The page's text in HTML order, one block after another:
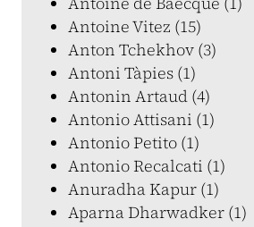
Antoine Vitez (15)
Anton Tchekhov (3)
Antoni Tàpies (1)
Antonin Artaud (4)
Antonio Attisani (1)
Antonio Petito (1)
Antonio Recalcati (1)
Anuradha Kapur (1)
Aparna Dharwadker (1)